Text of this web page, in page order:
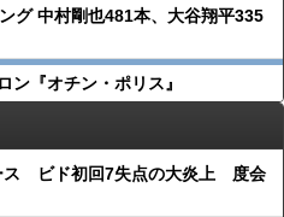
グ 中村剛也481本、大谷翔平335
ン『オチン・ポリス』
ス ビド初回7失点の大炎上 度会